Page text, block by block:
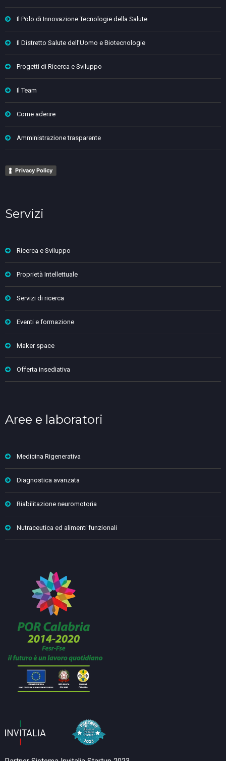
Il Polo di Innovazione Tecnologie della Salute
Il Distretto Salute dell’Uomo e Biotecnologie
Progetti di Ricerca e Sviluppo
Il Team
Come aderire
Amministrazione trasparente
Privacy Policy
Servizi
Ricerca e Sviluppo
Proprietà Intellettuale
Servizi di ricerca
Eventi e formazione
Maker space
Offerta insediativa
Aree e laboratori
Medicina Rigenerativa
Diagnostica avanzata
Riabilitazione neuromotoria
Nutraceutica ed alimenti funzionali